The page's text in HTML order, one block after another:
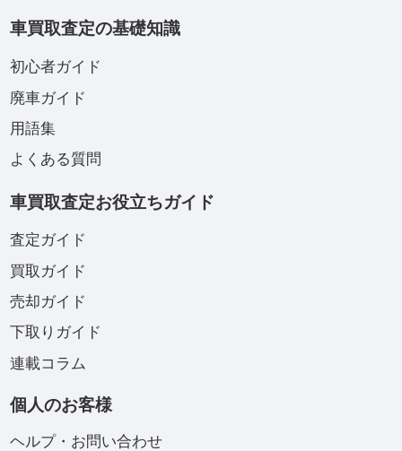
車買取査定の基礎知識
初心者ガイド
廃車ガイド
用語集
よくある質問
車買取査定お役立ちガイド
査定ガイド
買取ガイド
売却ガイド
下取りガイド
連載コラム
個人のお客様
ヘルプ・お問い合わせ